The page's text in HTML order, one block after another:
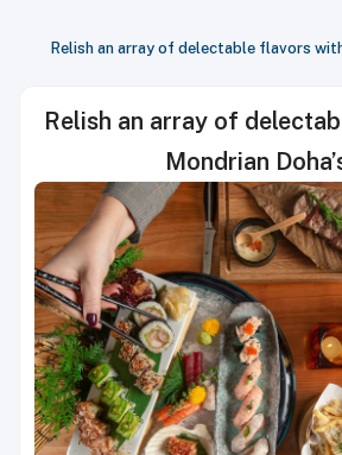
Relish an array of delectable flavors
Relish an array of
Mondrian